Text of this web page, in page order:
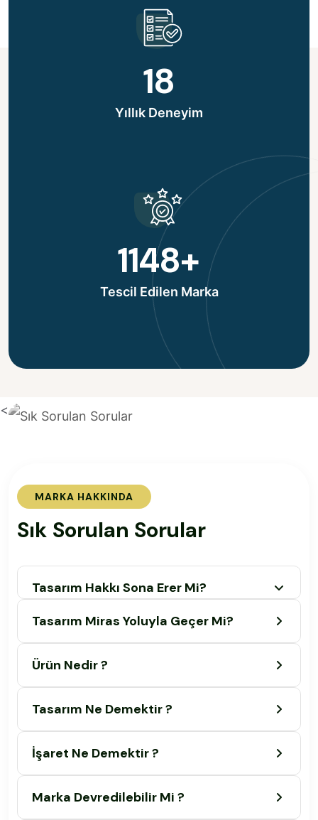
18
Yıllık Deneyim
1148+
Tescil Edilen Marka
<
MARKA HAKKINDA
Sık Sorulan Sorular
Tasarım Hakkı Sona Erer Mi?
Tasarım Miras Yoluyla Geçer Mi?
Ürün Nedir ?
Tasarım Ne Demektir ?
İşaret Ne Demektir ?
Marka Devredilebilir Mi ?